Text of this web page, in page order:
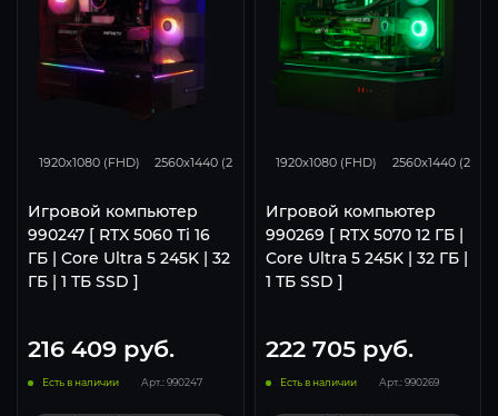
1920x1080 (FHD) 2560x1440 (2K) 3840x2160 (4K)
Игровой компьютер
990247 [ RTX 5060 Ti 16
ГБ | Core Ultra 5 245K | 32
ГБ | 1 ТБ SSD ]
216 409 руб.
Есть в наличии Арт.: 990247
1920x1080 (FHD) 2560x1440 (2K)
Игровой компьютер
990269 [ RTX 5070 12 ГБ |
Core Ultra 5 245K | 32 ГБ |
1 ТБ SSD ]
222 705руб.
Есть в наличии Арт.: 990269